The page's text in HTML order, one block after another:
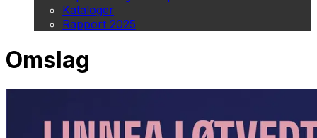
Kataloger
Rapport 2025
Omslag